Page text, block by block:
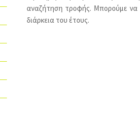
αναζήτηση τροφής. Μπορούμε
διάρκεια του έτους.